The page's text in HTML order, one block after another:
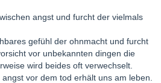
angst und furcht der vielmals
gefühl der ohnmacht und furcht
vor unbekannten dingen die
wird beides oft verwechselt.
vor dem tod erhält uns am leben.